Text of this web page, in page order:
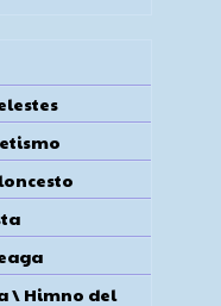
\ Himno del